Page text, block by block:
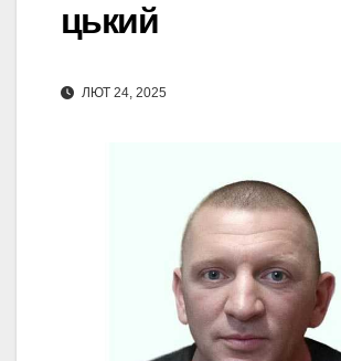
цький
ЛЮТ 24, 2025